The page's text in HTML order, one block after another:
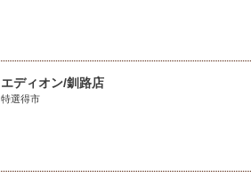
エディオン/釧路店
特選得市